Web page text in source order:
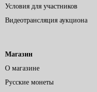
Условия для участников
Видеотрансляция аукциона
Магазин
О магазине
Русские монеты